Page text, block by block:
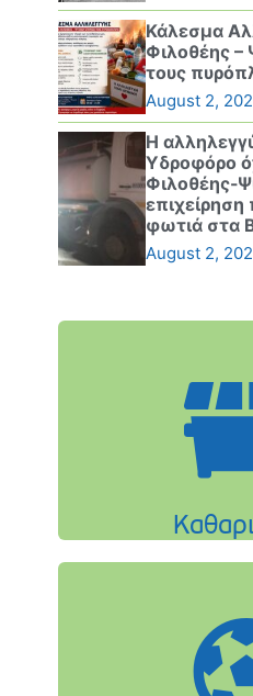
Κάλεσμα
Φιλοθέης –
τους
August 2,
Η
Υδροφόρο
Φιλοθέης-
φωτιά στα
August 2,